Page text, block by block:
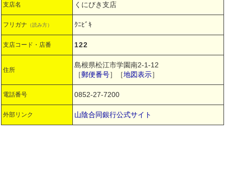
支店名 くにびき支店
フリガナ （読み方） ｸﾆﾋﾞｷ
支店コード・店番 122
住所
島根県松江市学園南2-1-12
［郵便番号］［地図表示］
電話番号 0852-27-7200
外部リンク 山陰合同銀行公式サイト